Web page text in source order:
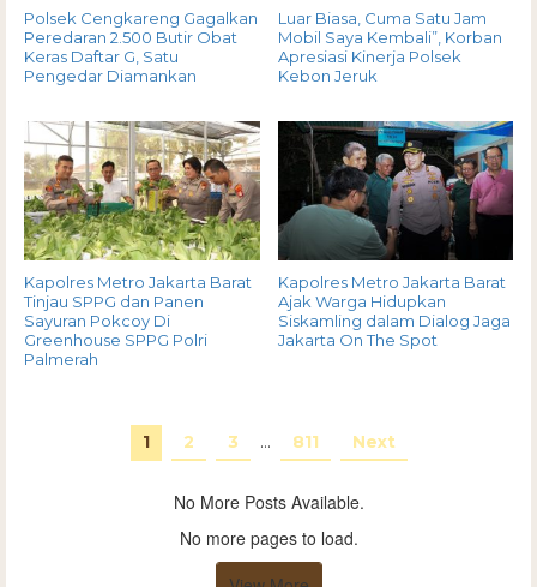
Polsek Cengkareng Gagalkan
Peredaran 2.500 Butir Obat
Keras Daftar G, Satu
Pengedar Diamankan
Luar Biasa, Cuma Satu Jam
Mobil Saya Kembali”, Korban
Apresiasi Kinerja Polsek
Kebon Jeruk
Kapolres Metro Jakarta Barat
Tinjau SPPG dan Panen
Sayuran Pokcoy Di
Greenhouse SPPG Polri
Palmerah
Kapolres Metro Jakarta Barat
Ajak Warga Hidupkan
Siskamling dalam Dialog Jaga
Jakarta On The Spot
1 2 3 … 811 Next
No More Posts Available.
No more pages to load.